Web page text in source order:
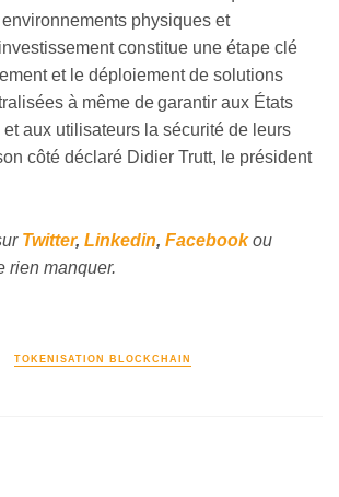
physiques et
constitue une étape clé
et le déploiement de solutions
à même de garantir aux États
et aux utilisateurs la sécurité de leurs
côté déclaré Didier Trutt, le président
Twitter, Linkedin, Facebookou
rien manquer.
TOKENISATION BLOCKCHAIN